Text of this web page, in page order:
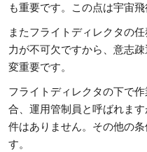
も重要です。この点は宇宙飛
またフライトディレクタの
力が不可欠ですから、意志
変重要です。
フライトディレクタの下で
合、運用管制員と呼ばれま
件はありません。その他の
す。